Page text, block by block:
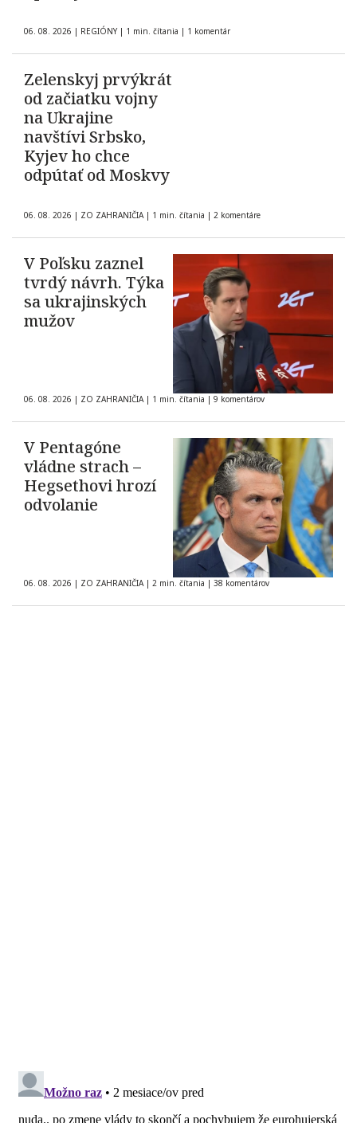
06. 08. 2026 | REGIÓNY | 1 min. čítania | 1 komentár
Zelenskyj prvýkrát
od začiatku vojny
na Ukrajine
navštívi Srbsko,
Kyjev ho chce
odpútať od Moskvy
06. 08. 2026 | ZO ZAHRANIČIA | 1 min. čítania | 2 komentáre
V Poľsku zaznel
tvrdý návrh. Týka
sa ukrajinských
mužov
06. 08. 2026 | ZO ZAHRANIČIA | 1 min. čítania | 9 komentárov
V Pentagóne
vládne strach –
Hegsethovi hrozí
odvolanie
06. 08. 2026 | ZO ZAHRANIČIA | 2 min. čítania | 38 komentárov